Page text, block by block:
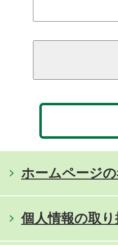
ホームページ
個人情報の取